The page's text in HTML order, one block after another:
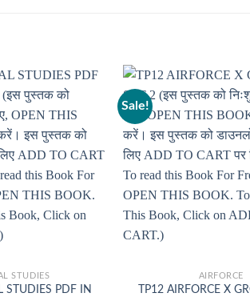
STUDIES
STUDIES PDF IN
Sale!
AIRFORCE
TP12 AIRFORCE X